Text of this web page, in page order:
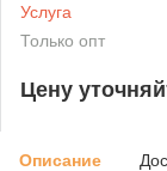
Услуга
Только опт
Цену
Описание